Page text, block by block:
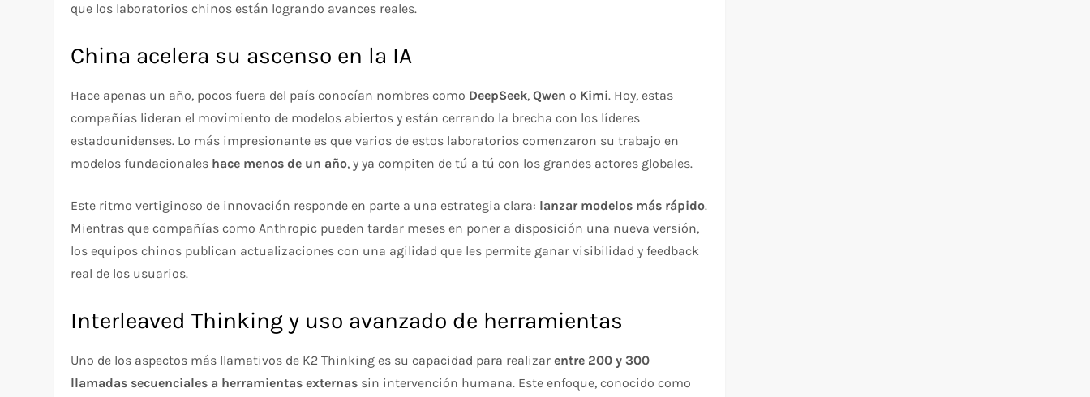
que los laboratorios chinos están logrando avances reales.
China acelera su ascenso en la IA
Hace apenas un año, pocos fuera del país conocían nombres como DeepSeek,Qwen o Kimi. Hoy, estas
compañías lideran el movimiento de modelos abiertos y están cerrando la brecha con los líderes
estadounidenses. Lo más impresionante es que varios de estos laboratorios comenzaron su trabajo en
modelos fundacionales hace menos de un año, y ya compiten de tú a tú con los grandes actores globales.
Este ritmo vertiginoso de innovación responde en parte a una estrategia clara: lanzar modelos más rápido.
Mientras que compañías como Anthropic pueden tardar meses en poner a disposición una nueva versión,
los equipos chinos publican actualizaciones con una agilidad que les permite ganar visibilidad y feedback
real de los usuarios.
Interleaved Thinking y uso avanzado de herramientas
Uno de los aspectos más llamativos de K2 Thinking es su capacidad para realizarentre 200 y 300
llamadas secuenciales a herramientas externas sin intervención humana. Este enfoque, conocido como